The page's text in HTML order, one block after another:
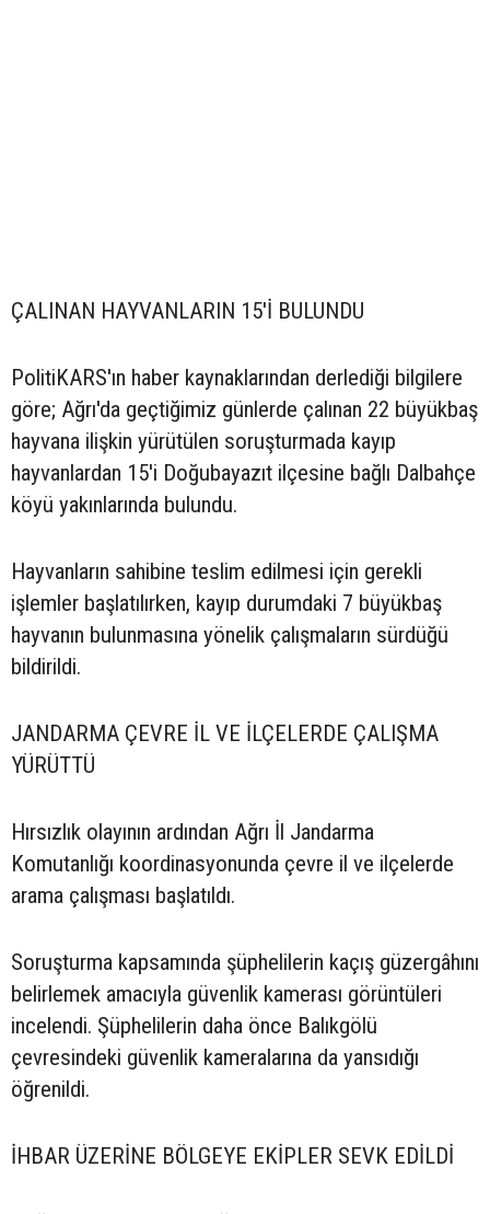
ÇALINAN HAYVANLARIN 15'İ BULUNDU
PolitiKARS'ın haber kaynaklarından derlediği bilgilere
göre; Ağrı'da geçtiğimiz günlerde çalınan 22 büyükbaş
hayvana ilişkin yürütülen soruşturmada kayıp
hayvanlardan 15'i Doğubayazıt ilçesine bağlı Dalbahçe
köyü yakınlarında bulundu.
Hayvanların sahibine teslim edilmesi için gerekli
işlemler başlatılırken, kayıp durumdaki 7 büyükbaş
hayvanın bulunmasına yönelik çalışmaların sürdüğü
bildirildi.
JANDARMA ÇEVRE İL VE İLÇELERDE ÇALIŞMA
YÜRÜTTÜ
Hırsızlık olayının ardından Ağrı İl Jandarma
Komutanlığı koordinasyonunda çevre il ve ilçelerde
arama çalışması başlatıldı.
Soruşturma kapsamında şüphelilerin kaçış güzergâhını
belirlemek amacıyla güvenlik kamerası görüntüleri
incelendi. Şüphelilerin daha önce Balıkgölü
çevresindeki güvenlik kameralarına da yansıdığı
öğrenildi.
İHBAR ÜZERİNE BÖLGEYE EKİPLER SEVK EDİLDİ